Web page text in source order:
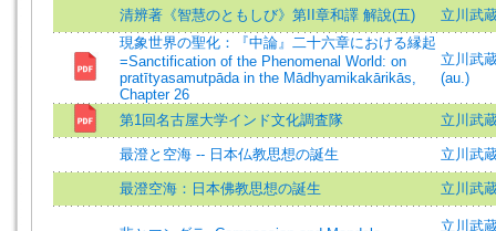
清辨著《智慧のともしび》第II章和譯 解說(五)
立川武
現象世界の聖化：『中論』二十六章における縁起
=Sanctification of the Phenomenal World: on
pratītyasamutpāda in the Mādhyamikakārikās,
Chapter 26
立川武
(au.)
第1回名古屋大学インド文化調査隊 立川武
最澄と空海 -- 日本仏教思想の誕生 立川武
最澄空海：日本佛教思想の誕生 立川武
立川武